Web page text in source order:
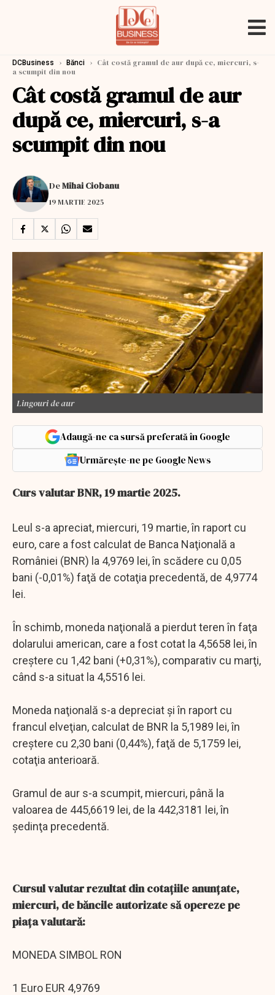
DCBusiness › Bănci › Cât costă gramul de aur după ce, miercuri, s-
a scumpit din nou
Cât costă gramul de aur
după ce, miercuri, s-a
scumpit din nou
DeMihai Ciobanu
19 MARTIE 2025
Lingouri de aur
Adaugă-ne ca sursă preferată în Google
Urmărește-ne pe Google News
Curs valutar BNR, 19 martie 2025.
Leul s-a apreciat, miercuri, 19 martie, în raport cu
euro, care a fost calculat de Banca Naţională a
României (BNR) la 4,9769 lei, în scădere cu 0,05
bani (-0,01%) faţă de cotaţia precedentă, de 4,9774
lei.
În schimb, moneda naţională a pierdut teren în faţa
dolarului american, care a fost cotat la 4,5658 lei, în
creştere cu 1,42 bani (+0,31%), comparativ cu marţi,
când s-a situat la 4,5516 lei.
Moneda naţională s-a depreciat şi în raport cu
francul elveţian, calculat de BNR la 5,1989 lei, în
creştere cu 2,30 bani (0,44%), faţă de 5,1759 lei,
cotaţia anterioară.
Gramul de aur s-a scumpit, miercuri, până la
valoarea de 445,6619 lei, de la 442,3181 lei, în
şedinţa precedentă.
Cursul valutar rezultat din cotaţiile anunţate,
miercuri, de băncile autorizate să opereze pe
piaţa valutară:
MONEDA SIMBOL RON
1 Euro EUR 4,9769